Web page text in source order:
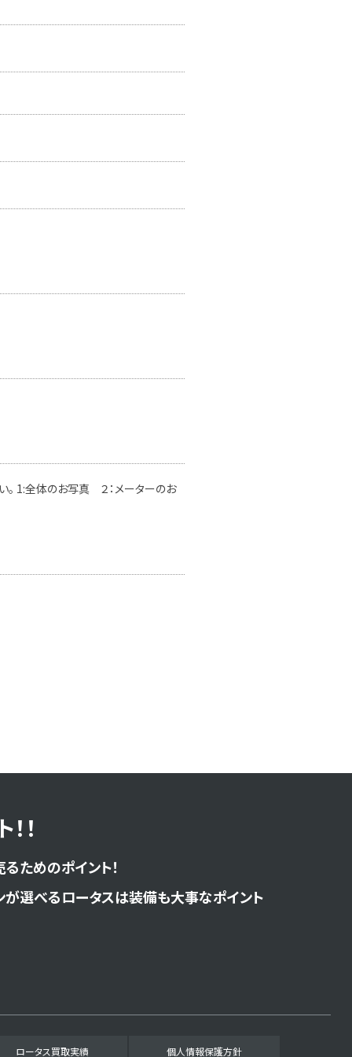
1:全体のお写真 ２：メーターのお
！
ためのポイント！
が選べるロータスは装備も大事なポイント
ロータス買取実績 個人情報保護方針